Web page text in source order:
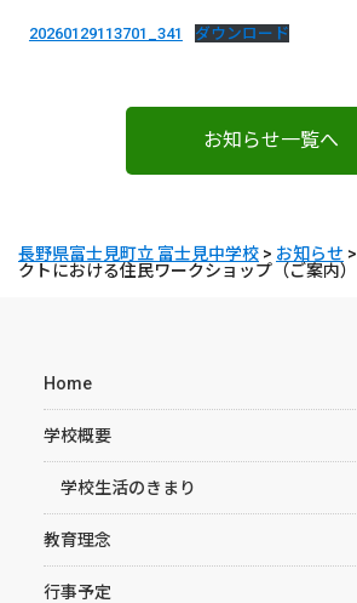
20260129113701_341 ダウンロード
お知らせ一覧へ
長野県富士見町立 富士見中学校 > お知らせ >
クトにおける住民ワークショップ（ご案内）
Home
学校概要
学校生活のきまり
教育理念
行事予定